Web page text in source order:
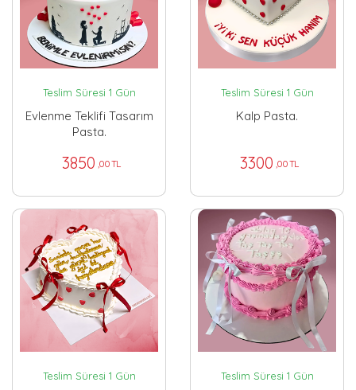
Teslim Süresi 1 Gün
Evlenme Teklifi Tasarım
Pasta.
3850 ,00 TL
Teslim Süresi 1 Gün
Kalp Pasta.
3300 ,00 TL
Teslim Süresi 1 Gün Teslim Süresi 1 Gün